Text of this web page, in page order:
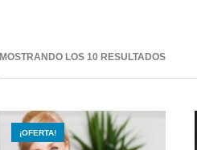
MOSTRANDO LOS 10 RESULTADOS
¡OFERTA!